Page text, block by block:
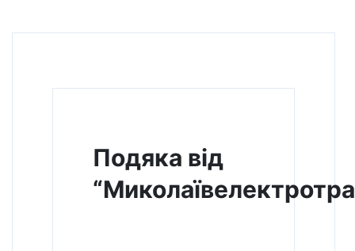
Подяка від